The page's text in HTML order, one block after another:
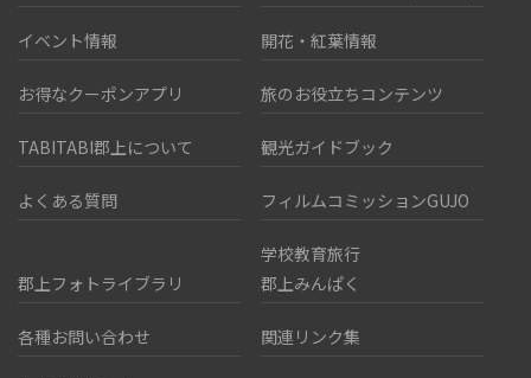
イベント情報 開花・紅葉情報
お得なクーポンアプリ 旅のお役立ちコンテンツ
TABITABI郡上について 観光ガイドブック
よくある質問 フィルムコミッションGUJO
郡上フォトライブラリ
学校教育旅行
郡上みんぱく
各種お問い合わせ 関連リンク集